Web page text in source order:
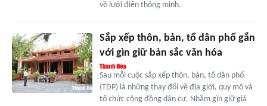
về lưới điện thông minh.
Sắp xếp thôn, bản, tổ dân phố gắn
với gìn giữ bản sắc văn hóa
Sau mỗi cuộc sắp xếp thôn, bản, tổ dân phố
(TDP) là những thay đổi về địa giới, quy mô và
tổ chức cộng đồng dân cư. Nhằm gìn giữ giá